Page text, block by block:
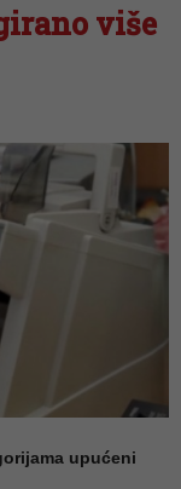
više
upućeni